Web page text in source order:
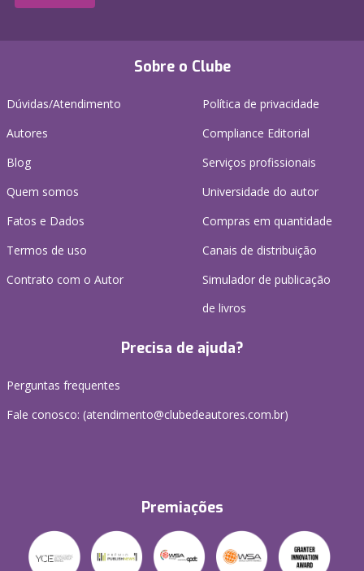
Sobre o Clube
Dúvidas/Atendimento
Autores
Blog
Quem somos
Fatos e Dados
Termos de uso
Contrato com o Autor
Política de privacidade
Compliance Editorial
Serviços profissionais
Universidade do autor
Compras em quantidade
Canais de distribuição
Simulador de publicação
de livros
Precisa de ajuda?
Perguntas frequentes
Fale conosco: (atendimento@clubedeautores.com.br)
Premiações